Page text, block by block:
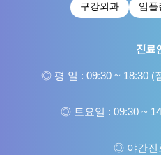
구강외과
임플
진료
◎ 평 일 : 09:30 ~ 18:30 (
◎ 토요일 : 09:30 ~
◎ 야간진